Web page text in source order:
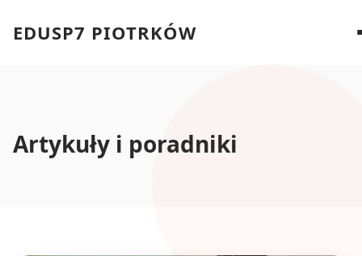
EDUSP7 PIOTRKÓW
Artykuły i poradniki